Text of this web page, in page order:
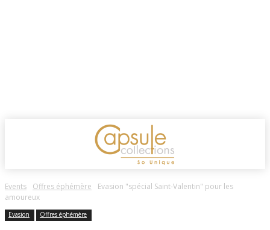
Events Offres éphémère
Evasion "spécial Saint-Valentin" pour les
amoureux
Evasion Offres éphémère